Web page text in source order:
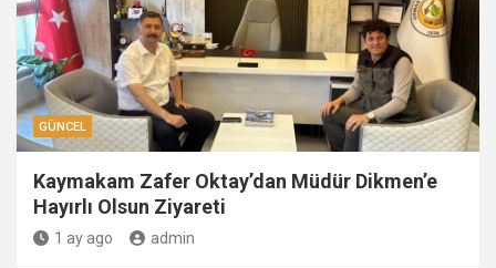
GÜNCEL
Kaymakam Zafer Oktay’dan Müdür Dikmen’e
Hayırlı Olsun Ziyareti
1 ay ago admin